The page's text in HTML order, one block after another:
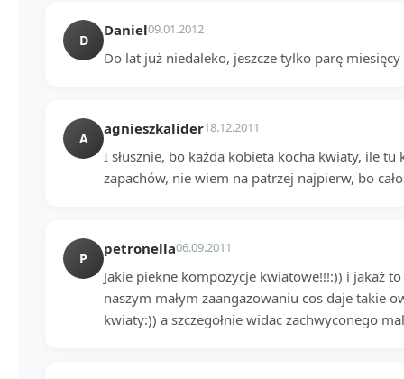
D
Daniel09.01.2012
Do lat już niedaleko, jeszcze tylko parę
A
agnieszkalider18.12.2011
I słusznie, bo każda kobieta kocha kwiaty, ile
zapachów, nie wiem na patrzej najpierw, bo
P
petronella06.09.2011
Jakie piekne kompozycje kwiatowe!!!:)) i jakaż
naszym małym zaangazowaniu cos daje takie
kwiaty:)) a szczegołnie widac zachwyconego